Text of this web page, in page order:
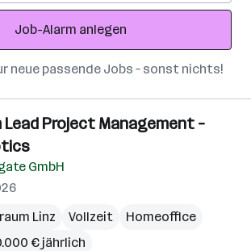
Job-Alarm anlegen
neue passende Jobs – sonst nichts!
Lead Project Management –
GmbH
Linz
Vollzeit
Homeoffice
€ jährlich